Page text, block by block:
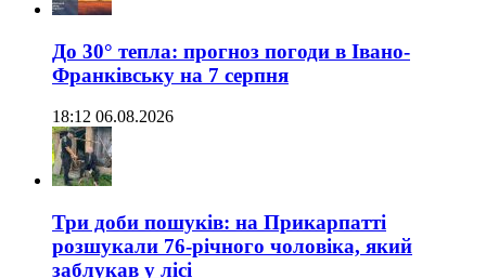
До 30° тепла: прогноз погоди в Івано-
Франківську на 7 серпня
18:12 06.08.2026
Три доби пошуків: на Прикарпатті
розшукали 76-річного чоловіка, який
заблукав у лісі